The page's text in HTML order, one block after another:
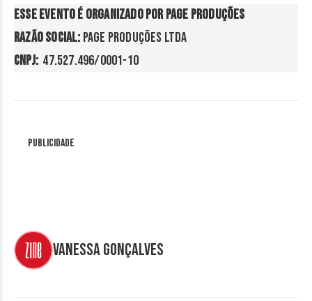
Esse evento é organizado por Page Produções
Razão Social:
CNPJ: 47.527.496/0001-10
Publicidade
Vanessa Gonçalves